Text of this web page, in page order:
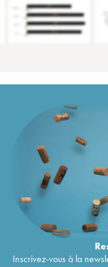
Inscrivez-vous à la